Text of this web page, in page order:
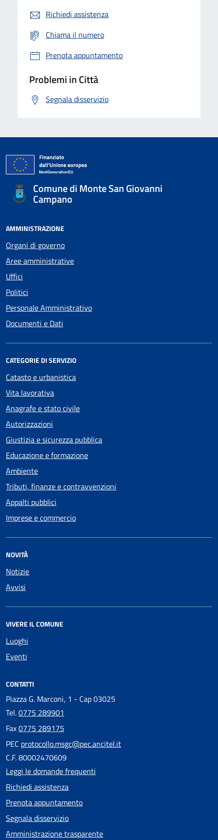
Richiedi assistenza
Chiama il numero
Prenota appuntamento
Problemi in Città
Segnala disservizio
Comune di Monte San Giovanni
Campano
AMMINISTRAZIONE
Organi di governo
Aree amministrative
Uffici
Politici
Personale Amministrativo
Documenti e Dati
CATEGORIE DI SERVIZIO
Catasto e urbanistica
Vita lavorativa
Anagrafe e stato civile
Autorizzazioni
Giustizia e sicurezza pubblica
Educazione e formazione
Ambiente
Tributi, finanze e contravvenzioni
Appalti pubblici
Imprese e commercio
NOVITÀ
Notizie
Avvisi
VIVERE IL COMUNE
Luoghi
Eventi
CONTATTI
Piazza G. Marconi, 1 - Cap 03025
Tel.0775 289901
Fax0775 289175
PEC protocollo.msgc@pec.ancitel.it
C.F. 80002470609
Leggi le domande frequenti
Richiedi assistenza
Prenota appuntamento
Segnala disservizio
Amministrazione trasparente